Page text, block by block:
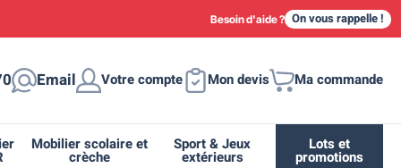
Besoin d'aide ? On vous rappelle !
Email Votre compte Mon devis Ma commande
Mobilier scolaire et
crèche
Sport & Jeux
extérieurs
Lots et
promotions